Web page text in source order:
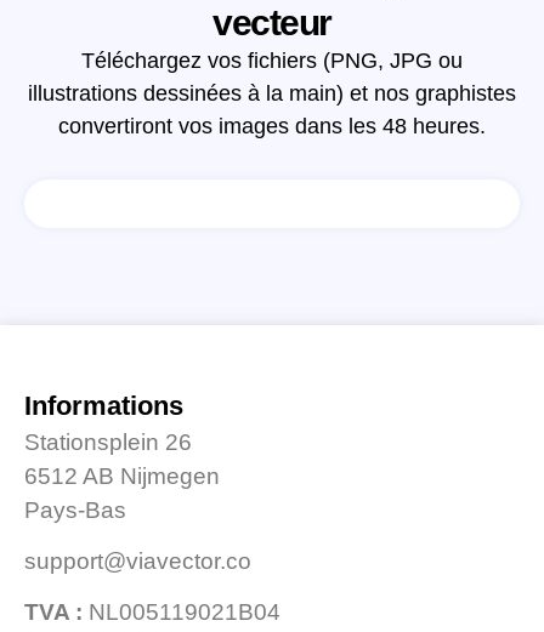
vecteur
Téléchargez vos fichiers (PNG, JPG ou
illustrations dessinées à la main) et nos graphistes
convertiront vos images dans les 48 heures.
Informations
Stationsplein 26
6512 AB Nijmegen
Pays-Bas
support@viavector.co
TVA : NL005119021B04